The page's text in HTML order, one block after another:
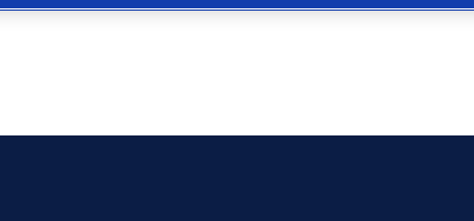
4Seasons GEN-3